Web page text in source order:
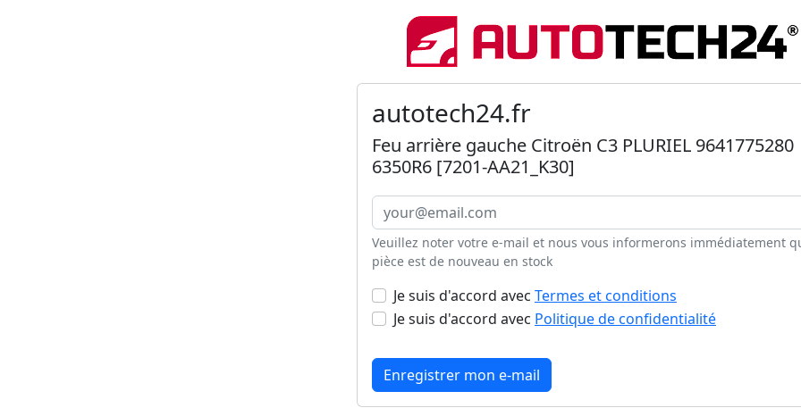
autotech24.fr
Feu arrière gauche Citroën C3 PLURIEL 9641775280
6350R6 [7201-AA21_K30]
Veuillez noter votre e-mail et nous vous informerons immédiatement
pièce est de nouveau en stock
Je suis d'accord avec Termes et conditions
Je suis d'accord avec Politique de confidentialité
Enregistrer mon e-mail